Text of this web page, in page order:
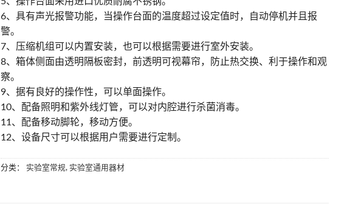
6、具有声光报警功能，当操作台面的温度超过设定值时，自动停机并且报
警。
7、压缩机组可以内置安装，也可以根据需要进行室外安装。
8、箱体侧面由透明隔板密封，前透明可视幕帘，防止热交换、利于操作和观
察。
9、据有良好的操作性，可以单面操作。
10、配备照明和紫外线灯管，可以对内腔进行杀菌消毒。
11、配备移动脚轮，移动方便。
12、设备尺寸可以根据用户需要进行定制。
分类： 实验室常规, 实验室通用器材